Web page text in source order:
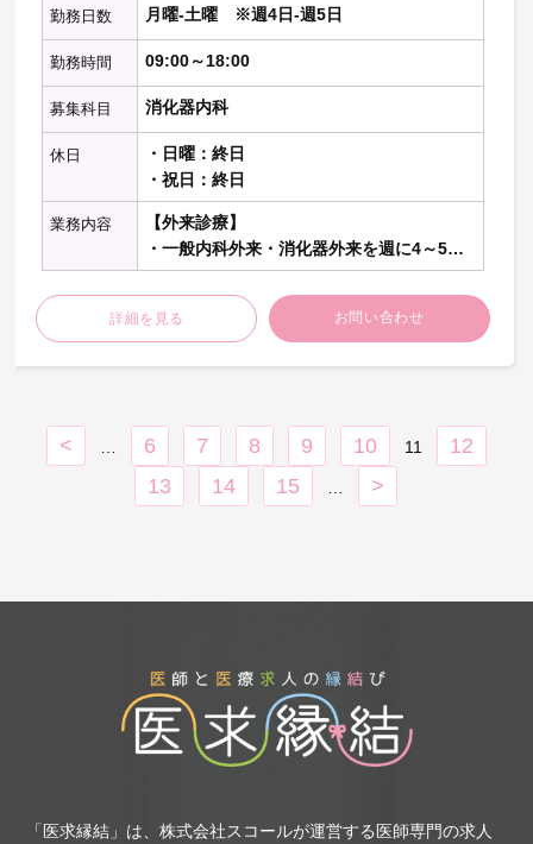
勤務日数 月曜-土曜 ※週4日-週5日
勤務時間 09:00～18:00
募集科目 消化器内科
休日
・日曜：終日
・祝日：終日
業務内容
【外来診療】
・一般内科外来・消化器外来を週に4～5コ
マ、1コマ辺り20～30名程度を担当頂きま
す。
【病棟管理】
・15～20名程度を主治医として担当頂きま
【内視鏡検査】
・1コマ辺り最大10名程度の上部内視鏡検査
を担当頂きます。下部は相談の上決定
【当直】
・夜間外来
・病棟管理
急変時対応
・当直体制
詳細を見る お問い合わせ
< 6 7 8 9 10 11
12
13
14 15 >
「医求縁結」は、株式会社スコールが運営する医師専門の求人